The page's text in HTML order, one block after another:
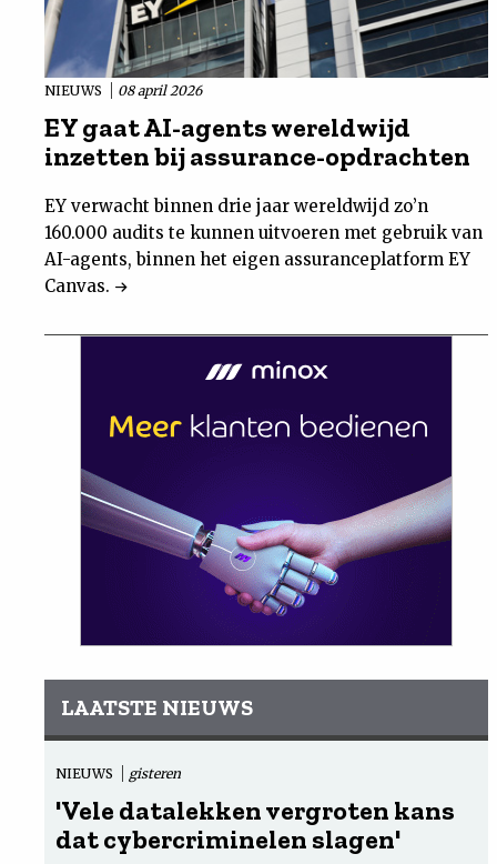
NIEUWS 08 april 2026
EY gaat AI-agents wereldwijd
inzetten bij assurance-opdrachten
EY verwacht binnen drie jaar wereldwijd zo’n
160.000 audits te kunnen uitvoeren met gebruik van
AI-agents, binnen het eigen assuranceplatform EY
Canvas.
LAATSTE NIEUWS
NIEUWS gisteren
'Vele datalekken vergroten kans
dat cybercriminelen slagen'